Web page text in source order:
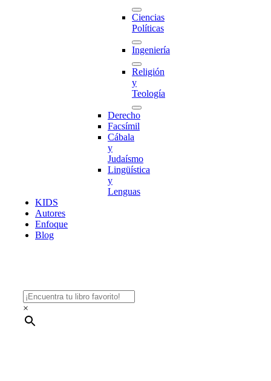
Ciencias
Políticas
Ingeniería
Religión
y
Teología
Derecho
Facsímil
Cábala
y
Judaísmo
Lingüística
y
Lenguas
KIDS
Autores
Enfoque
Blog
×